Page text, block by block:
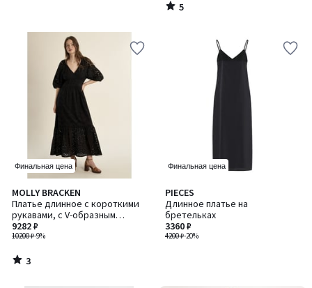
5
/
Финальная цена
MOLLY BRACKEN
Платье длинное с короткими
рукавами, с V-образным
вырезом
10200 ₽-9%
9282 ₽
3
/
5
3
/
Финальная цена
PIECES
Длинное платье на
бретельках
4200 ₽-20%
3360 ₽